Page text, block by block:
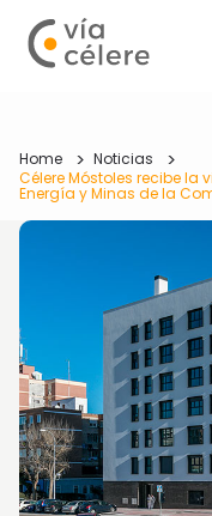
Home
Noticias
Célere Móstoles recibe la
Energía y Minas de la